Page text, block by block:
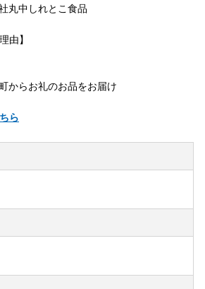
丸中しれとこ食品
由】
からお礼のお品をお届け
ら